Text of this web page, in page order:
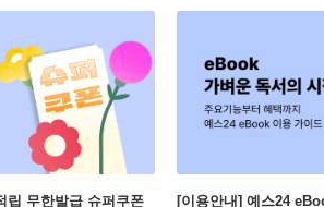
립 무한발급 슈퍼쿠폰 [이용안내] 예스24